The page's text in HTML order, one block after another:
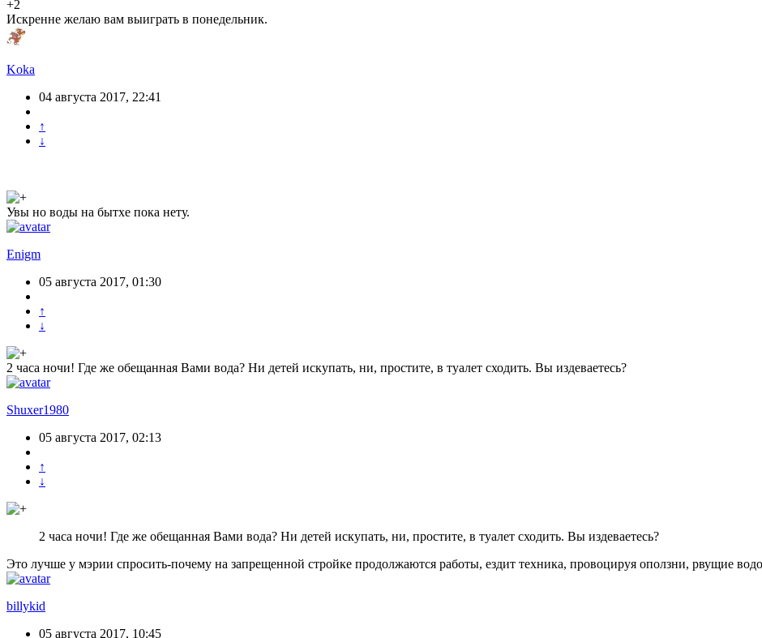
+2
Искренне желаю вам выиграть в понедельник.
Koka
04 августа 2017, 22:41
↑
↓
Увы но воды на бытхе пока нету.
Enigm
05 августа 2017, 01:30
↑
↓
2 часа ночи! Где же обещанная Вами вода? Ни детей искупать, ни, простите, в туалет сходить. Вы издеваетесь?
Shuxer1980
05 августа 2017, 02:13
↑
↓
2 часа ночи! Где же обещанная Вами вода? Ни детей искупать, ни, простите, в туалет сходить. Вы издеваетесь?
Это лучше у мэрии спросить-почему на запрещенной стройке продолжаются работы, ездит техника, провоцируя оползни, рвущие
billykid
05 августа 2017, 10:45